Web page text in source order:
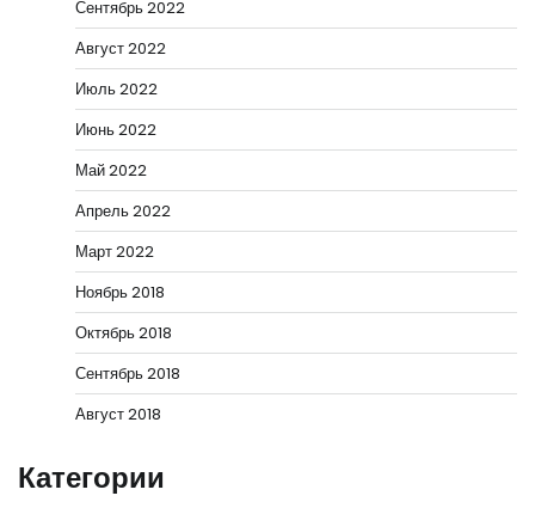
Сентябрь 2022
Август 2022
Июль 2022
Июнь 2022
Май 2022
Апрель 2022
Март 2022
Ноябрь 2018
Октябрь 2018
Сентябрь 2018
Август 2018
Категории